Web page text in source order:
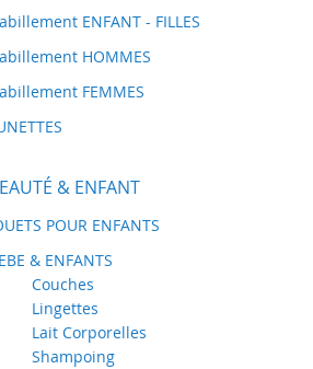
ENFANT - FILLES
HOMMES
FEMMES
& ENFANT
POUR ENFANTS
& ENFANTS
Couches
Lingettes
Lait Corporelles
Shampoing